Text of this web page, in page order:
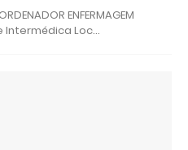
ENFERMAGEM
Intermédica Loc…